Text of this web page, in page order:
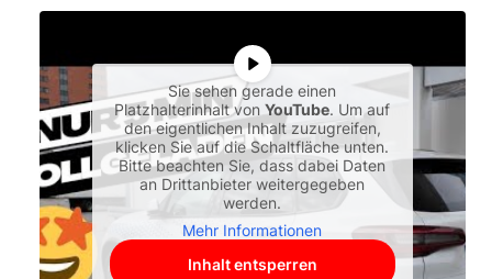
Sie sehen gerade einen
Platzhalterinhalt vonYouTube. Um auf
den eigentlichen Inhalt zuzugreifen,
klicken Sie auf die Schaltfläche unten.
Bitte beachten Sie, dass dabei Daten
an Drittanbieter weitergegeben
werden.
Mehr Informationen
Inhalt entsperren